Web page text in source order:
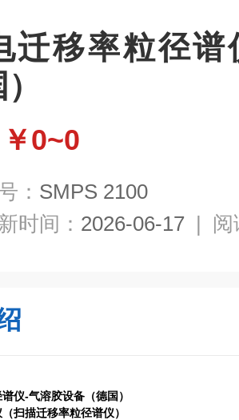
迁移率粒径谱
￥0~0
： SMPS 2100
时间： 2026-06-17 | 阅
仪-气溶胶设备（德国）
（扫描迁移率粒径谱仪）